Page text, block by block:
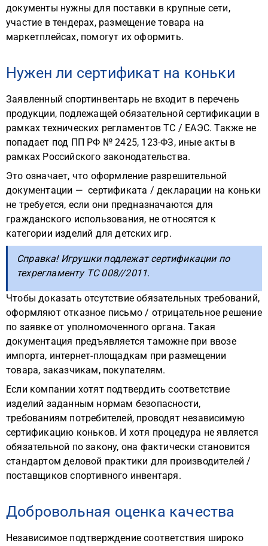
документы нужны для поставки в крупные сети,
участие в тендерах, размещение товара на
маркетплейсах, помогут их оформить.
Нужен ли сертификат на коньки
Заявленный спортинвентарь не входит в перечень
продукции, подлежащей обязательной сертификации в
рамках технических регламентов ТС / ЕАЭС. Также не
попадает под ПП РФ № 2425, 123-ФЗ, иные акты в
рамках Российского законодательства.
Это означает, что оформление разрешительной
документации — сертификата / декларации на коньки
не требуется, если они предназначаются для
гражданского использования, не относятся к
категории изделий для детских игр.
Справка! Игрушки подлежат сертификации по
техрегламенту ТС 008//2011.
Чтобы доказать отсутствие обязательных требований,
оформляют отказное письмо / отрицательное решение
по заявке от уполномоченного органа. Такая
документация предъявляется таможне при ввозе
импорта, интернет-площадкам при размещении
товара, заказчикам, покупателям.
Если компании хотят подтвердить соответствие
изделий заданным нормам безопасности,
требованиям потребителей, проводят независимую
сертификацию коньков. И хотя процедура не является
обязательной по закону, она фактически становится
стандартом деловой практики для производителей /
поставщиков спортивного инвентаря.
Добровольная оценка качества
Независимое подтверждение соответствия широко